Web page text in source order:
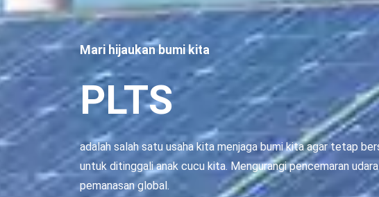
Mari hijaukan bumi kita
PLTS
adalah salah satu usaha kita menjaga bumi kita agar tetap
untuk ditinggali anak cucu kita. Mengurangi pencemaran
pemanasan global.